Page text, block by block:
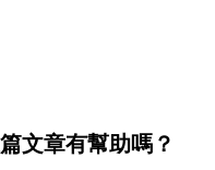
文章有幫助嗎？